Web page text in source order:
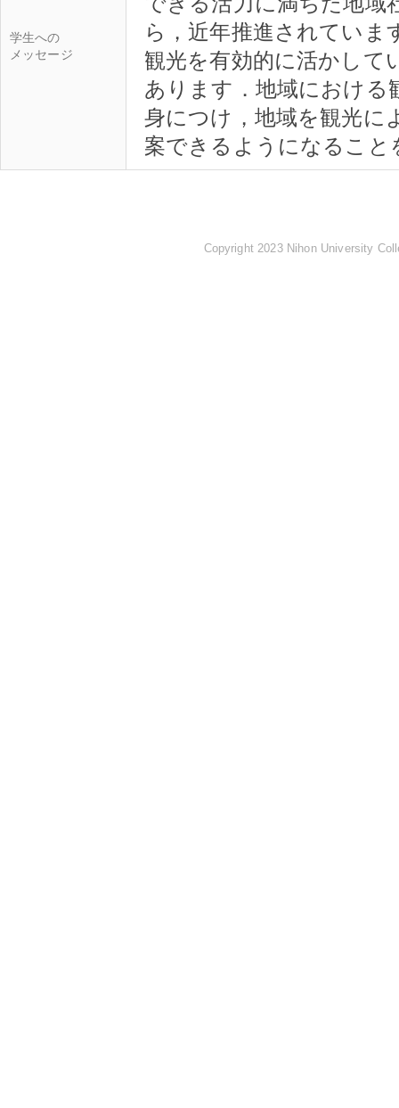
学生への
メッセージ
ら，近年推進されていま
観光を有効的に活かして
あります．地域における
身につけ，地域を観光に
Copyright 2023 Nihon University